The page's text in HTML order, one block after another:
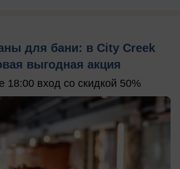
для бани: в City Creek
выгодная акция
18:00 вход со скидкой 50%